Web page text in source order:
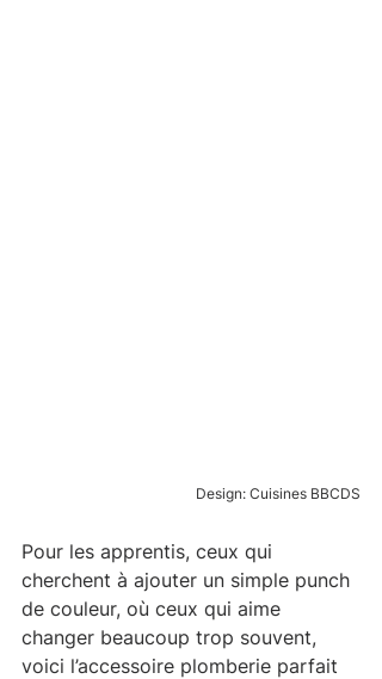
Design: Cuisines BBCDS
Pour les apprentis, ceux qui
cherchent à ajouter un simple punch
de couleur, où ceux qui aime
changer beaucoup trop souvent,
voici l’accessoire plomberie parfait